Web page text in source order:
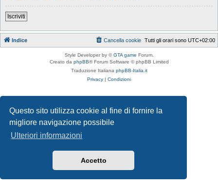
Questo sito utilizza cookie al fine di fornire la
migliore navigazione possibile
Ulteriori informazioni
Accetto
Iscriviti
Indice Tutti gli orari sono UTC+02:00
Cancella cookie
Style Developer by ©GTA game Forum.
Creato da phpBB® Forum Software © phpBB Limited
Traduzione Italiana phpBB-Italia.it
Privacy | Condizioni